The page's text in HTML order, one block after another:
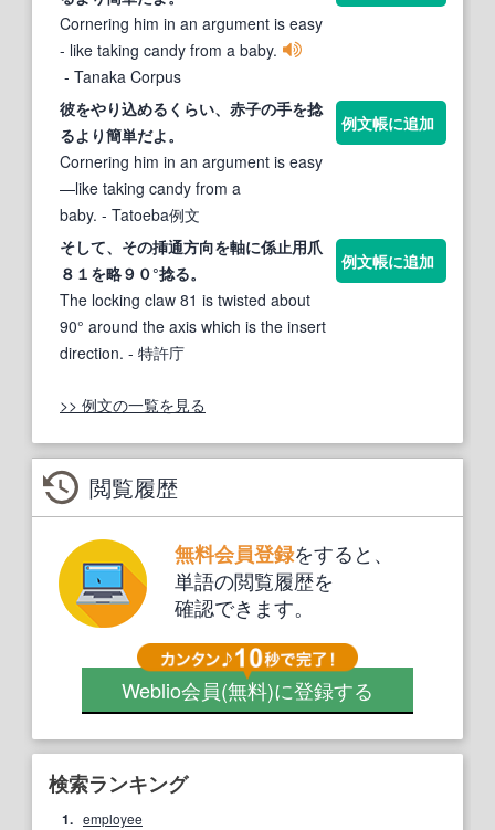
Cornering him in an argument is easy
- like taking candy from a baby.
- Tanaka Corpus
彼をやり込めるくらい、赤子の手を捻
るより簡単だよ。
Cornering him in an argument is easy
—like taking candy from a
baby. - Tatoeba例文
例文帳に追加
そして、その挿通方向を軸に係止用爪
８１を略９０°捻る。
The locking claw 81 is twisted about
90° around the axis which is the insert
direction. - 特許庁
例文帳に追加
>> 例文の一覧を見る
閲覧履歴
無料会員登録をすると、
単語の閲覧履歴を
確認できます。
Weblio会員(無料)に登録する
検索ランキング
1. employee